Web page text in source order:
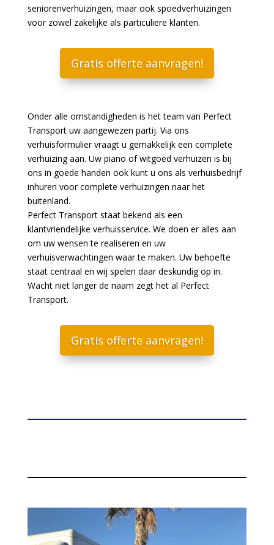
seniorenverhuizingen, maar ook spoedverhuizingen
voor zowel zakelijke als particuliere klanten.
Gratis offerte aanvragen!
Onder alle omstandigheden is het team van Perfect
Transport uw aangewezen partij. Via ons
verhuisformulier vraagt u gemakkelijk een complete
verhuizing aan. Uw piano of witgoed verhuizen is bij
ons in goede handen ook kunt u ons als verhuisbedrijf
inhuren voor complete verhuizingen naar het
buitenland.
Perfect Transport staat bekend als een
klantvriendelijke verhuisservice. We doen er alles aan
om uw wensen te realiseren en uw
verhuisverwachtingen waar te maken. Uw behoefte
staat centraal en wij spelen daar deskundig op in.
Wacht niet langer de naam zegt het al Perfect
Transport.
Gratis offerte aanvragen!